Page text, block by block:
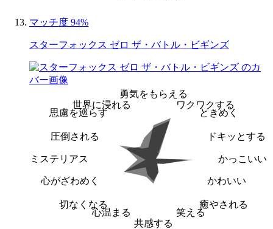
マッチ度 94%
スターフォックス ゼロ ザ・バトル・ビギンズ
勇気をもらえる
ワクワクする
ときめく
ドキッとする
かっこいい
かわいい
癒やされる
笑える
共感する
心温まる
切なくなる
心がざわめく
ミステリアス
圧倒される
思慮を巡らす
世界に浸れる